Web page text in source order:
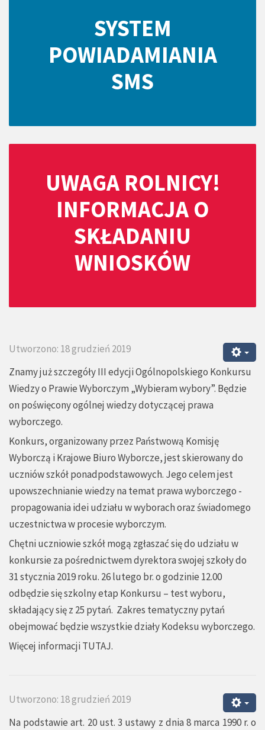
SYSTEM
POWIADAMIANIA
SMS
UWAGA ROLNICY!
INFORMACJA O
SKŁADANIU
WNIOSKÓW
Utworzono: 18 grudzień 2019
Znamy już szczegóły III edycji Ogólnopolskiego Konkursu
Wiedzy o Prawie Wyborczym „Wybieram wybory”. Będzie
on poświęcony ogólnej wiedzy dotyczącej prawa
wyborczego.
Konkurs, organizowany przez Państwową Komisję
Wyborczą i Krajowe Biuro Wyborcze, jest skierowany do
uczniów szkół ponadpodstawowych. Jego celem jest
upowszechnianie wiedzy na temat prawa wyborczego -
propagowania idei udziału w wyborach oraz świadomego
uczestnictwa w procesie wyborczym.
Chętni uczniowie szkół mogą zgłaszać się do udziału w
konkursie za pośrednictwem dyrektora swojej szkoły do
31 stycznia 2019 roku. 26 lutego br. o godzinie 12.00
odbędzie się szkolny etap Konkursu – test wyboru,
składający się z 25 pytań. Zakres tematyczny pytań
obejmować będzie wszystkie działy Kodeksu wyborczego.
Więcej informacji TUTAJ.
Utworzono: 18 grudzień 2019
Na podstawie art. 20 ust. 3 ustawy z dnia 8 marca 1990 r. o